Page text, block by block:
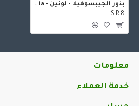
بذور الجيبسوفيلا - لونين - Gypsophila
S.R 8
معلومات
خدمة العملاء